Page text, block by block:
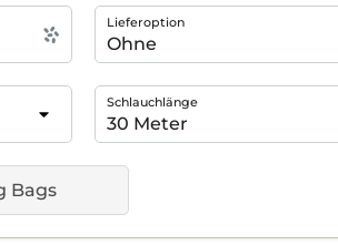
Bags
Lieferoption
Schlauchlänge